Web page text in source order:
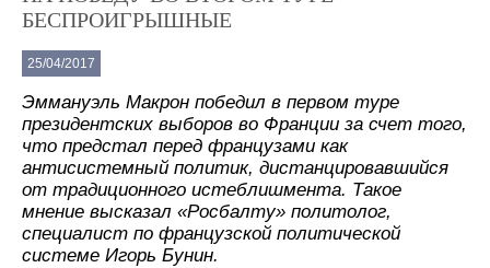
БЕСПРОИГРЫШНЫЕ
25/04/2017
Эммануэль Макрон победил в первом туре
президентских выборов во Франции за счет того,
что предстал перед французами как
антисистемный политик, дистанцировавшийся
от традиционного истеблишмента. Такое
мнение высказал «Росбалту» политолог,
специалист по французской политической
системе Игорь Бунин.